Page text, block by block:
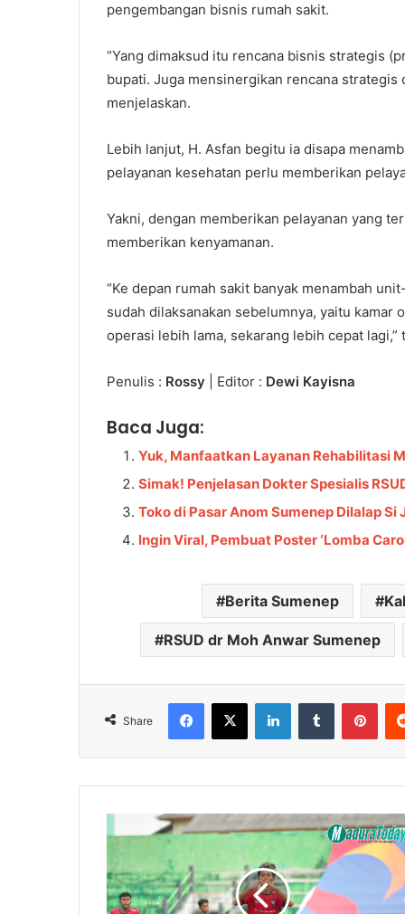
pengembangan bisnis rumah sakit.
“Yang dimaksud itu rencana bisnis strategis
bupati. Juga mensinergikan rencana strategis
menjelaskan.
Lebih lanjut, H. Asfan begitu ia disapa
pelayanan kesehatan perlu memberikan
Yakni, dengan memberikan pelayanan yang
memberikan kenyamanan.
“Ke depan rumah sakit banyak menambah
sudah dilaksanakan sebelumnya, yaitu kamar
operasi lebih lama, sekarang lebih cepat lagi,”
Penulis : Rossy | Editor : Dewi Kayisna
Baca Juga:
Yuk, Manfaatkan Layanan Rehabilitasi
Simak! Penjelasan Dokter Spesialis
Toko di Pasar Anom Sumenep Dilalap Si
Ingin Viral, Pembuat Poster ‘Lomba
Berita Sumenep
RSUD dr Moh Anwar Sumenep
Share